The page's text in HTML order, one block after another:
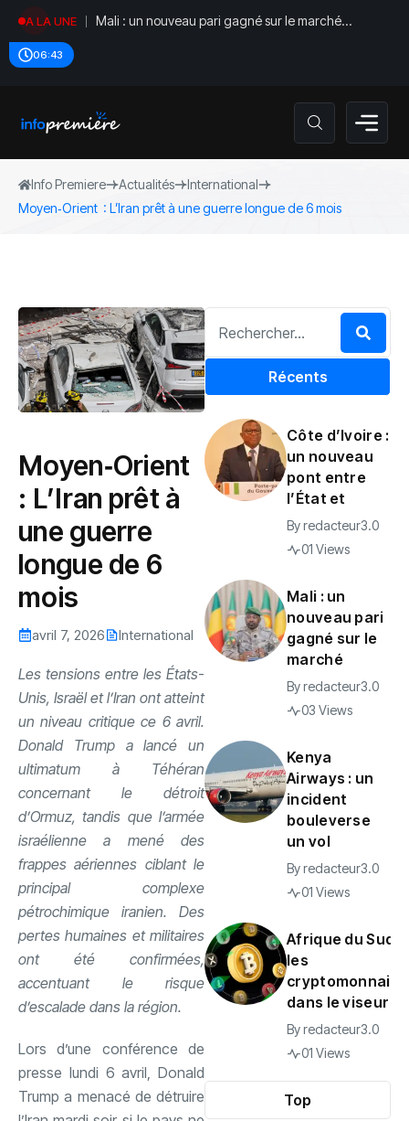
A LA UNE
Mali : un nouveau pari gagné sur le marché
06:43
Info Premiere Actualités
International
Moyen‑Orient : L’Iran prêt à une guerre longue de 6 mois
Moyen‑Orient
: L’Iran prêt à
une guerre
longue de 6
mois
avril 7, 2026 International
Les tensions entre les États-
Unis, Israël et l’Iran ont atteint
un niveau critique ce 6 avril.
Donald Trump a lancé un
ultimatum à Téhéran
concernant le détroit
d’Ormuz, tandis que l’armée
israélienne a mené des
frappes aériennes ciblant le
principal complexe
pétrochimique iranien. Des
pertes humaines et militaires
ont été confirmées,
accentuant le risque
d’escalade dans la région.
Lors d’une conférence de
presse lundi 6 avril, Donald
Trump a menacé de détruire
Récents
Top
Côte d’Ivoire :
un nouveau
pont entre
l’État et
Byredacteur3.0
01 Views
Mali : un
nouveau pari
gagné sur le
marché
Byredacteur3.0
03 Views
Kenya
Airways : un
incident
bouleverse
un vol
Byredacteur3.0
01 Views
Afrique du Sud :
les
cryptomonnaies
dans le viseur
Byredacteur3.0
01 Views